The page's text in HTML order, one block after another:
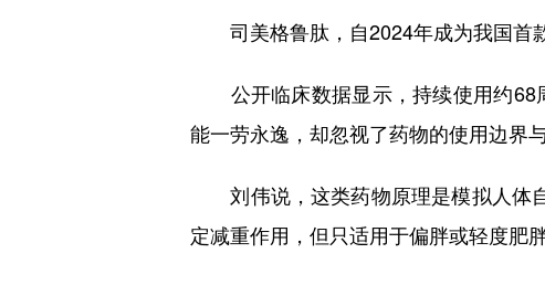
司美格鲁肽，自2024年成为我国首款
公开临床数据显示，持续使用约68周
能一劳永逸，却忽视了药物的使用边界
刘伟说，这类药物原理是模拟人体自
定减重作用，但只适用于偏胖或轻度肥